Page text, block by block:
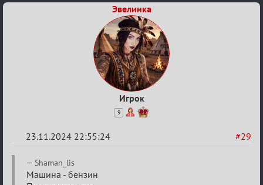
Эвелинка
Игрок
9
#29
23.11.2024 22:55:24
Re:
Безопасная
Shaman_lis
Машина - бензин